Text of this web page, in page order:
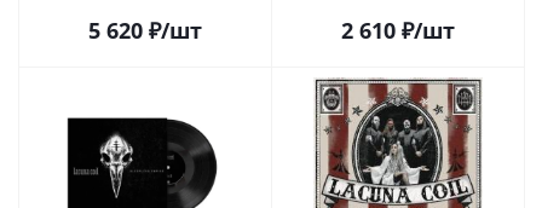
5 620 ₽/шт 2 610 ₽/шт